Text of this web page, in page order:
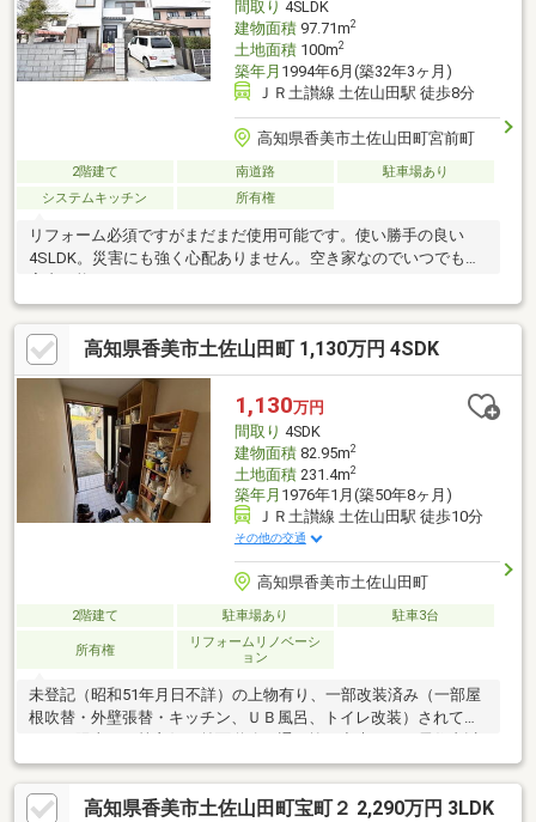
間取り 4SLDK
建物面積97.71m2
土地面積100m2
築年月 1994年6月(築32年3ヶ月)
ＪＲ土讃線 土佐山田駅 徒歩8分
高知県香美市土佐山田町宮前町
2階建て 南道路
駐車場あり
システムキッチン
所有権
リフォーム必須ですがまだまだ使用可能です。使い勝手の良い
4SLDK。災害にも強く心配ありません。空き家なのでいつでもご
案内可能です。
高知県香美市土佐山田町 1,130万円 4SDK
1,130万円
間取り 4SDK
建物面積82.95m2
土地面積231.4m2
築年月 1976年1月(築50年8ヶ月)
ＪＲ土讃線 土佐山田駅 徒歩10分
その他の交通
高知県香美市土佐山田町
2階建て 駐車場あり 駐車3台
所有権
リフォームリノベーシ
ョン
未登記（昭和51年月日不詳）の上物有り、一部改装済み（一部屋
根吹替・外壁張替・キッチン、ＵＢ風呂、トイレ改装）されてい
外の通行数も少なく静かな場所です。建物は登記して引き渡しま
す。敷地に擁壁部分を含みます。高台から望む絶景と暮らしやす
さを両立した土地。土佐山田駅徒歩10分、便利さと静寂を手に入
高知県香美市土佐山田町宝町２ 2,290万円 3LDK